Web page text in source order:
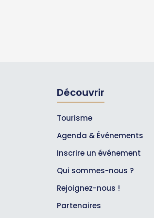
Découvrir
Tourisme
Agenda & Événements
Inscrire un événement
Qui sommes-nous ?
Rejoignez-nous !
Partenaires